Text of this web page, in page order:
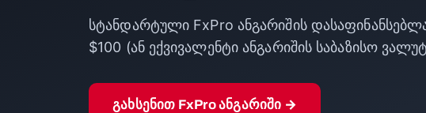
სტანდარტული FxPro ანგარიშის
$100 (ან ექვივალენტი ანგარიშის საბაზისო
გახსენით FxPro ანგარიში →